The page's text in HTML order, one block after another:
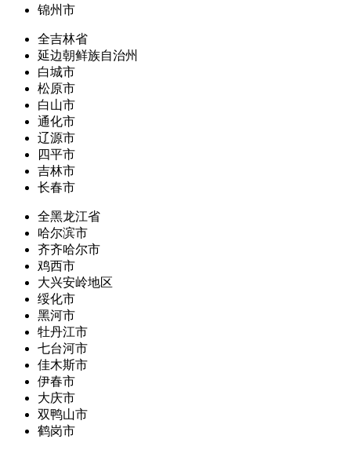
锦州市
全吉林省
延边朝鲜族自治州
白城市
松原市
白山市
通化市
辽源市
四平市
吉林市
长春市
全黑龙江省
哈尔滨市
齐齐哈尔市
鸡西市
大兴安岭地区
绥化市
黑河市
牡丹江市
七台河市
佳木斯市
伊春市
大庆市
双鸭山市
鹤岗市